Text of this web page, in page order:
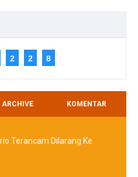
2 2 8
ARCHIVE KOMENTAR
Terancam Dilarang Ke